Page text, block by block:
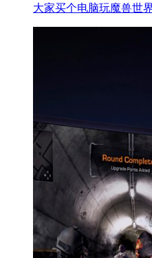
大家买个电脑玩魔兽世